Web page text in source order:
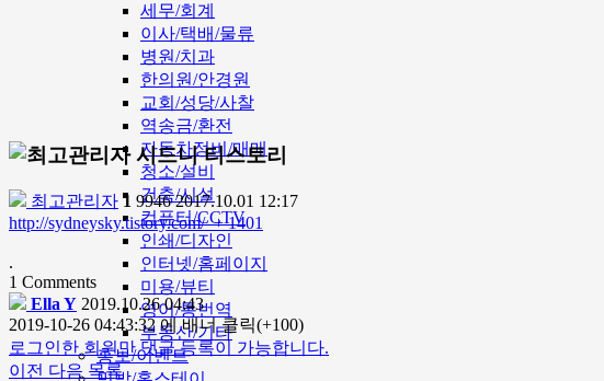
세무/회계
이사/택배/물류
병원/치과
한의원/안경원
교회/성당/사찰
역송금/환전
자동차정비/매매
청소/설비
건축/시설
컴퓨터/CCTV
인쇄/디자인
인터넷/홈페이지
미용/뷰티
영어/통번역
부동산/기타
홍보/이벤트
시드니 티스토리
최고관리자 1 99462017.10.01 12:17
http://sydneysky.tistory.com/+ 1401
.
1 Comments
Ella Y 2019.10.26 04:43
2019-10-26 04:43:32 에 배너 클릭(+100)
로그인한 회원만 댓글 등록이 가능합니다.
이전 다음 목록